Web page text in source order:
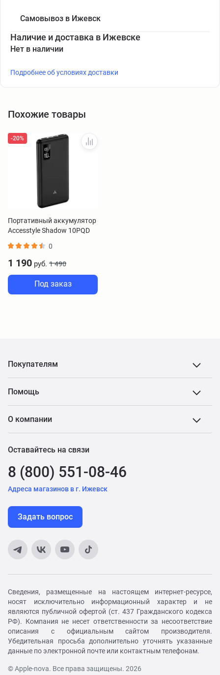
Самовывоз в Ижевск
Наличие и доставка в Ижевске
Нет в наличии
Подробнее об условиях доставки
Похожие товары
-20%
Портативный аккумулятор
Accesstyle Shadow 10PQD
0
1 190 руб. 1 490
Под заказ
Покупателям
Помощь
О компании
Оставайтесь на связи
8 (800) 551-08-46
Адреса магазинов в г. Ижевск
Задать вопрос
Сведения, размещенные на настоящем интернет-ресурсе,
носят исключительно информационный характер и не
являются публичной офертой (ст. 437 Гражданского кодекса
РФ). Компания не несет ответственности за несоответствие
описания с официальным сайтом производителя.
Убедительная просьба дополнительно уточнять указанные
данные по электронной почте или контактным телефонам.
© Apple-nova. Все права защищены. 2026